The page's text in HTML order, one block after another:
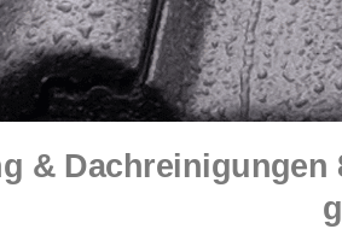
& Dachreinigungen